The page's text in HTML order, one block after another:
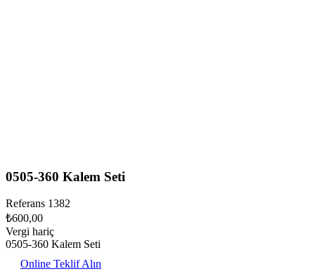
0505-360 Kalem Seti
Referans 1382
₺600,00
Vergi hariç
0505-360 Kalem Seti
Online Teklif Alın